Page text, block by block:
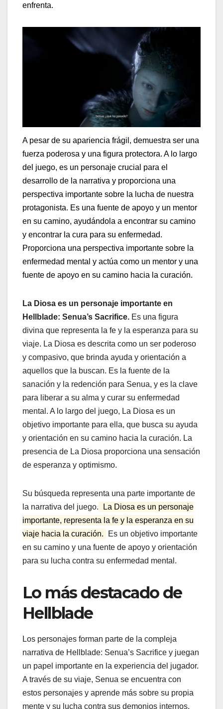
enfrenta.
A pesar de su apariencia frágil, demuestra ser una
fuerza poderosa y una figura protectora. A lo largo
del juego, es un personaje crucial para el
desarrollo de la narrativa y proporciona una
perspectiva importante sobre la lucha de nuestra
protagonista. Es una fuente de apoyo y un mentor
en su camino, ayudándola a encontrar su camino
y encontrar la cura para su enfermedad.
Proporciona una perspectiva importante sobre la
enfermedad mental y actúa como un mentor y una
fuente de apoyo en su camino hacia la curación.
La Diosa es un personaje importante en
Hellblade: Senua’s Sacrifice. Es una figura
divina que representa la fe y la esperanza para su
viaje. La Diosa es descrita como un ser poderoso
y compasivo, que brinda ayuda y orientación a
aquellos que la buscan. Es la fuente de la
sanación y la redención para Senua, y es la clave
para liberar a su alma y curar su enfermedad
mental. A lo largo del juego, La Diosa es un
objetivo importante para ella, que busca su ayuda
y orientación en su camino hacia la curación. La
presencia de La Diosa proporciona una sensación
de esperanza y optimismo.
Su búsqueda representa una parte importante de
la narrativa del juego.
La Diosa es un personaje
importante, representa la fe y la esperanza en su
viaje hacia la curación.
Es un objetivo importante
en su camino y una fuente de apoyo y orientación
para su lucha contra su enfermedad mental.
Lo más destacado de
Hellblade
Los personajes forman parte de la compleja
narrativa de Hellblade: Senua’s Sacrifice y juegan
un papel importante en la experiencia del jugador.
A través de su viaje, Senua se encuentra con
estos personajes y aprende más sobre su propia
mente y su lucha contra sus demonios internos.